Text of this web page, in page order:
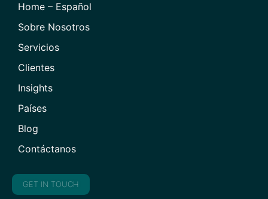
Home – Español
Sobre Nosotros
Servicios
Clientes
Insights
Países
Blog
Contáctanos
GET IN TOUCH